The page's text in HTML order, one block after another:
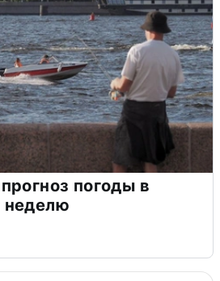
погоды в
неделю